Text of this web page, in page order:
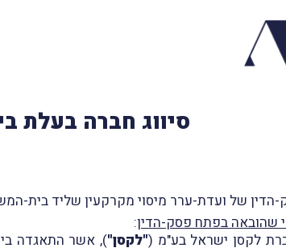
סיווג חברה בעלת
שהובאה בפתח פסק-הדין:
"לקסן"), אשר התאגדה ביום 26.8.1986, על חוזה חכירה עם רשות